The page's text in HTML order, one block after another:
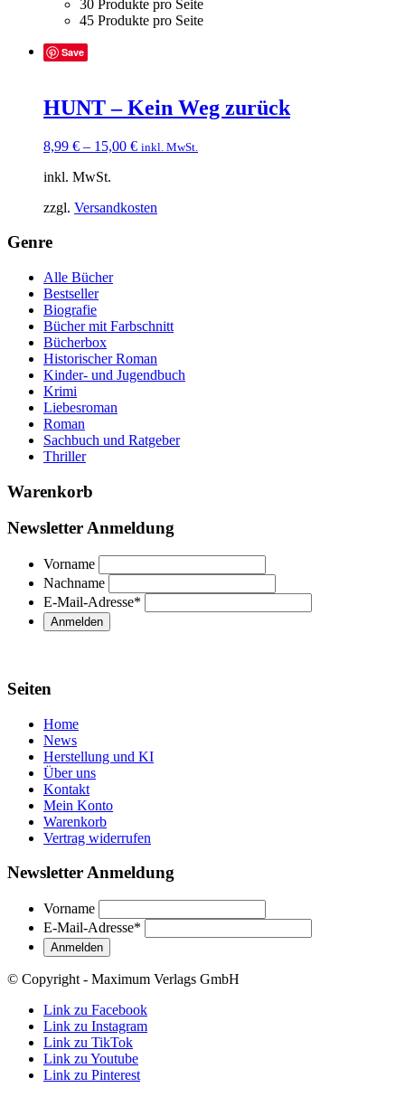
30 Produkte pro Seite
45 Produkte pro Seite
Save
HUNT – Kein Weg zurück
8,99 € – 15,00 € inkl. MwSt.
inkl. MwSt.
zzgl. Versandkosten
Genre
Alle Bücher
Bestseller
Biografie
Bücher mit Farbschnitt
Bücherbox
Historischer Roman
Kinder- und Jugendbuch
Krimi
Liebesroman
Roman
Sachbuch und Ratgeber
Thriller
Warenkorb
Newsletter Anmeldung
Vorname
Nachname
E-Mail-Adresse*
Seiten
Home
News
Herstellung und KI
Über uns
Kontakt
Mein Konto
Warenkorb
Vertrag widerrufen
Newsletter Anmeldung
Vorname
E-Mail-Adresse*
© Copyright - Maximum Verlags GmbH
Link zu Facebook
Link zu Instagram
Link zu TikTok
Link zu Youtube
Link zu Pinterest